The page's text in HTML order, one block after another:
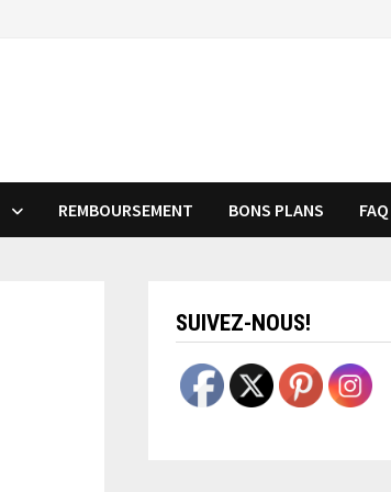
REMBOURSEMENT BONS PLANS FAQ
SUIVEZ-NOUS!